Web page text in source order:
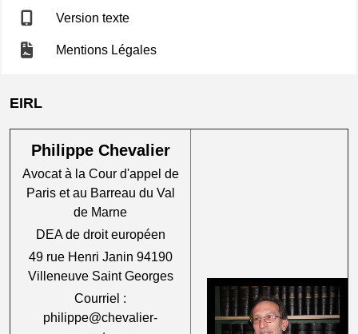
Version texte
Mentions Légales
EIRL
Philippe Chevalier
Avocat à la Cour d'appel de
Paris et au Barreau du Val
de Marne
DEA de droit européen
49 rue Henri Janin 94190
Villeneuve Saint Georges
Courriel :
philippe@chevalier-